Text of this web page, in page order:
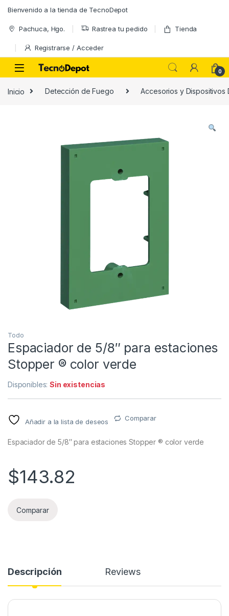
Bienvenido a la tienda de TecnoDepot
Pachuca, Hgo. Rastrea tu pedido Tienda
Registrarse / Acceder
0
Inicio Detección de Fuego Accesorios y Dispositivos
Todo
Espaciador de 5/8″ para estaciones
Stopper ® color verde
Disponibles:Sin existencias
Añadir a la lista de deseos Comparar
Espaciador de 5/8″ para estaciones Stopper ® color verde
$143.82
Comparar
Descripción Reviews